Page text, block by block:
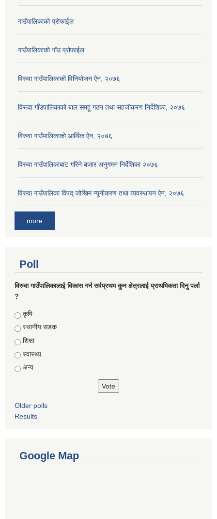
गाउँपालिकाको प्रोफाईल
गाउँपालिकाको गाँउ प्रोफाईल
विरुवा गाउँपालिकाको विनियोजन ऐन, २०७६
विरूवा गाँउपालिकाको बाल समहू गठन तथा सहजीकरण निर्देशिका, २०७६
विरुवा गाउँपालिकाको आर्थिक ऐन, २०७६
विरुवा गाउँपालिकाबाट गरिने बजार अनुगमन निर्देशिका २०७६
विरुवा गाउँपालिका विपद् जोखिम न्यूनीकरण तथा व्यवस्थापन ऐन, २०७६
more
Poll
विरुवा गाउँपालिकालाई विकास गर्न सर्वप्रथम कुन क्षेत्रलाई प्राथमिकता दिनु पर्ला
?
Choices
कृषि
स्थानीय सडक
शिक्षा
स्वास्थ्य
अन्य
Older polls
Results
Google Map